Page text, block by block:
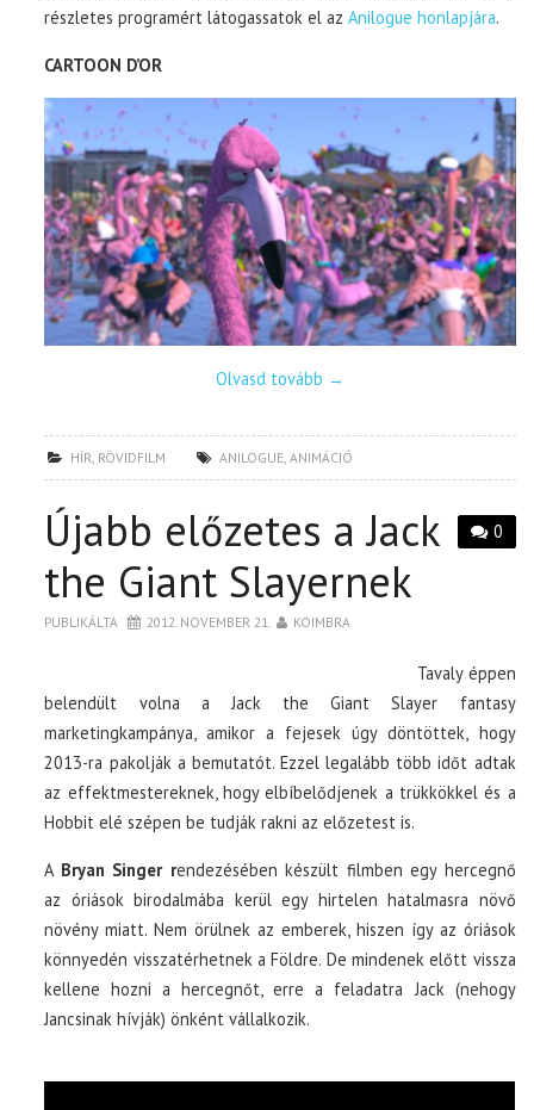
részletes programért látogassatok el azAnilogue honlapjára.
CARTOON D’OR
Olvasd tovább →
HÍR, RÖVIDFILM ANILOGUE,ANIMÁCIÓ
0
Újabb előzetes a Jack
the Giant Slayernek
PUBLIKÁLTA 2012. NOVEMBER 21. KOIMBRA
Tavaly éppen
belendült volna a Jack the Giant Slayer fantasy
marketingkampánya, amikor a fejesek úgy döntöttek, hogy
2013-ra pakolják a bemutatót. Ezzel legalább több időt adtak
az effektmestereknek, hogy elbíbelődjenek a trükkökkel és a
Hobbit elé szépen be tudják rakni az előzetest is.
A Bryan Singer rendezésében készült filmben egy hercegnő
az óriások birodalmába kerül egy hirtelen hatalmasra növő
növény miatt. Nem örülnek az emberek, hiszen így az óriások
könnyedén visszatérhetnek a Földre. De mindenek előtt vissza
kellene hozni a hercegnőt, erre a feladatra Jack (nehogy
Jancsinak hívják) önként vállalkozik.